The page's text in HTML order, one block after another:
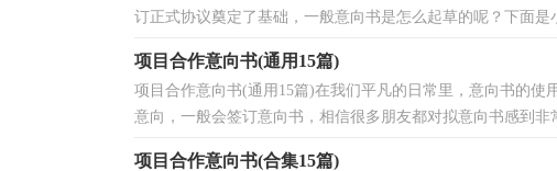
订正式协议奠定了基础，一般意向书是怎么起草的呢？下面是
项目合作意向书(通用15篇)
项目合作意向书(通用15篇)在我们平凡的日常里，意向书的
意向，一般会签订意向书，相信很多朋友都对拟意向书感到非
项目合作意向书(合集15篇)